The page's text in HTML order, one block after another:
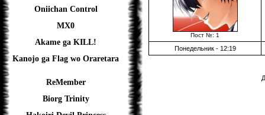
Oniichan Control
MX0
Akame ga KILL!
Kanojo ga Flag wo Oraretara
ReMember
Biorg Trinity
Пост №: 1
Понедельник - 12:19